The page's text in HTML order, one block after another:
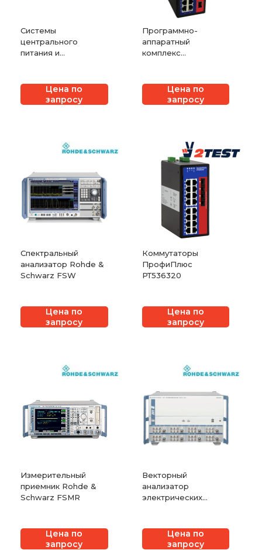
Системы
центрального
питания и
Цена по
запросу
Программно-
аппаратный
комплекс
коммутатор 2 уровня
Цена по
запросу
Спектральный
анализатор Rohde &
Schwarz FSW
Цена по
запросу
Коммутаторы
ПрофиПлюс
РТ536320
Цена по
запросу
Измерительный
приемник Rohde &
Schwarz FSMR
Цена по
запросу
Векторный
анализатор
электрических
Цена по
запросу